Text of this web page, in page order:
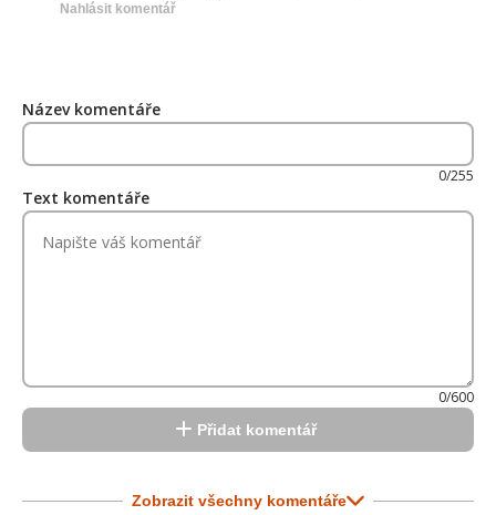
Nahlásit komentář
Název komentáře
0/255
Text komentáře
0/600
Přidat komentář
Zobrazit všechny komentáře